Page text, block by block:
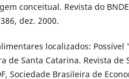
conceitual. Revista do
dez. 2000.
localizados: Possível
de Santa Catarina. Revista de
Sociedade Brasileira de